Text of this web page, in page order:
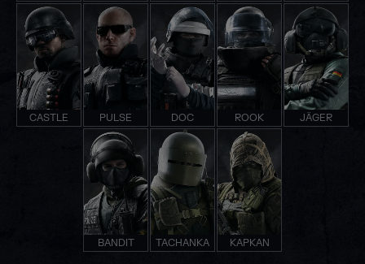
CASTLE PULSE DOC ROOK JÄGER
BANDIT TACHANKA KAPKAN